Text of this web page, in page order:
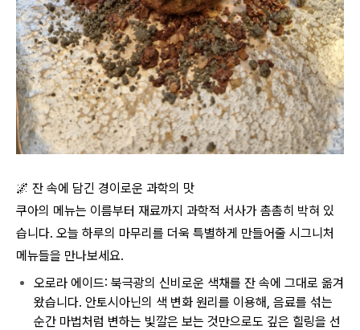
🌌 잔 속에 담긴 경이로운 과학의 맛
쿠아의 메뉴는 이름부터 재료까지 과학적 서사가 촘촘히 박혀 있
습니다. 오늘 하루의 마무리를 더욱 특별하게 만들어줄 시그니처
메뉴들을 만나보세요.
오로라 에이드: 북극광의 신비로운 색채를 잔 속에 그대로 옮겨
왔습니다. 안토시아닌의 색 변화 원리를 이용해, 음료를 섞는
순간 마법처럼 변하는 빛깔은 보는 것만으로도 깊은 힐링을 선